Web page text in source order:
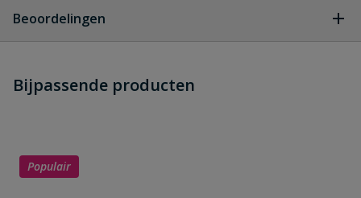
dit product?
Beoordelingen
Schrijf zelf een beoordeling
Uw waardering:
Bijpassende producten
Populair